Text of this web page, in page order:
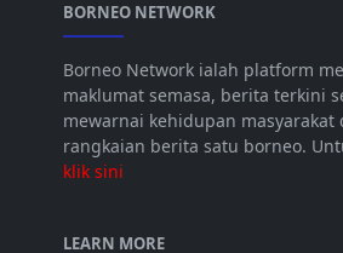
BORNEO NETWORK
Borneo Network ialah platform
maklumat semasa, berita terkini
mewarnai kehidupan masyarakat
rangkaian berita satu borneo.
klik sini
LEARN MORE